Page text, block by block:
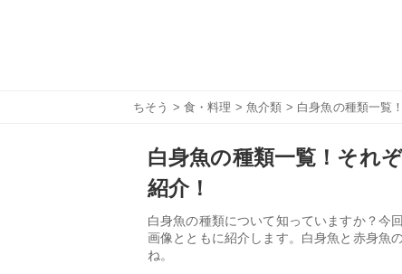
ちそう > 食・料理 >魚介類 > 白身魚の種類一覧
白身魚の種類一覧！それ
紹介！
白身魚の種類について知っていますか？今
画像とともに紹介します。白身魚と赤身魚
ね。